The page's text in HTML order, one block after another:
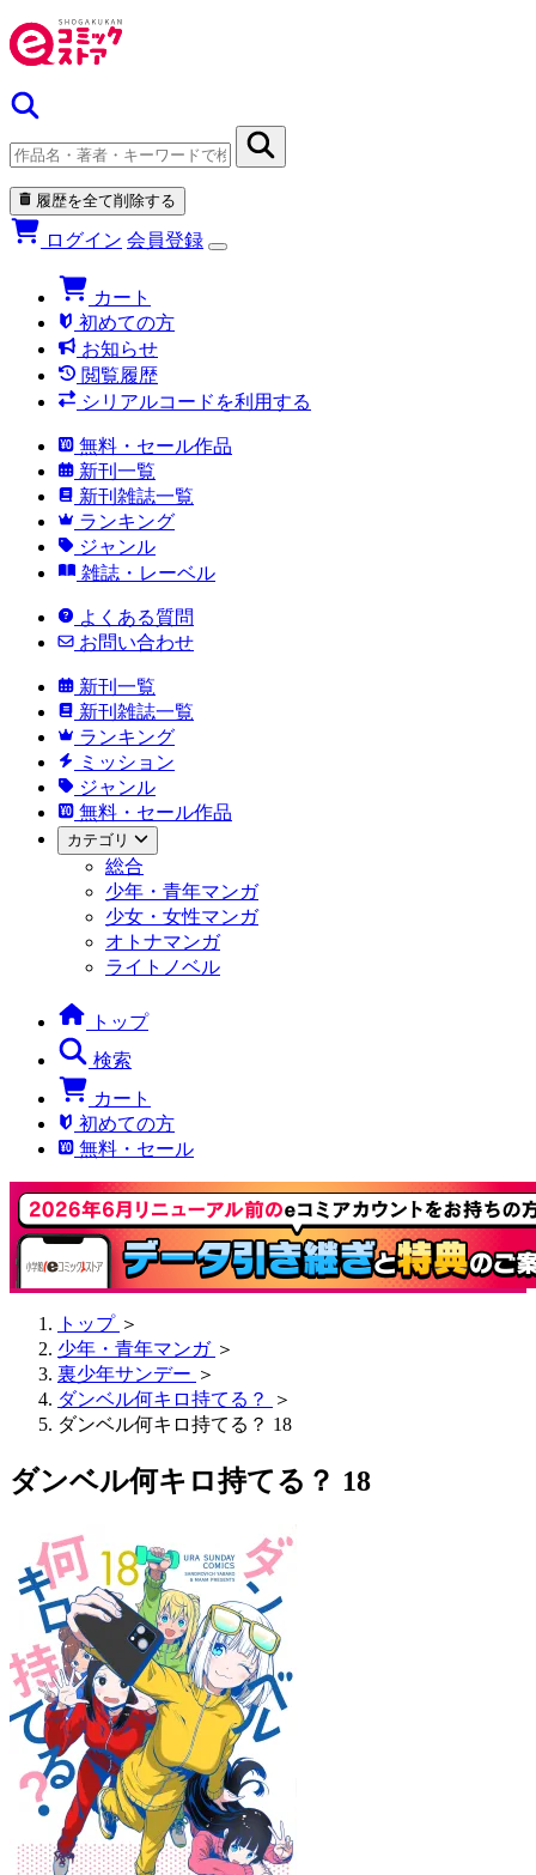
履歴を全て削除する
ログイン 会員登録
カート
初めての方
お知らせ
閲覧履歴
シリアルコードを利用する
無料・セール作品
新刊一覧
新刊雑誌一覧
ランキング
ジャンル
雑誌・レーベル
よくある質問
お問い合わせ
新刊一覧
新刊雑誌一覧
ランキング
ミッション
ジャンル
無料・セール作品
カテゴリ
総合
少年・青年マンガ
少女・女性マンガ
オトナマンガ
ライトノベル
トップ
検索
カート
初めての方
無料・セール
トップ ＞
少年・青年マンガ ＞
裏少年サンデー ＞
ダンベル何キロ持てる？
＞
ダンベル何キロ持てる？ 18
ダンベル何キロ持てる？ 18